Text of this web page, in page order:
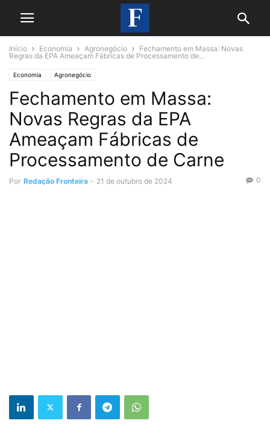
Início Economia Agronegócio
Fechamento em Massa: Novas
Regras da EPA Ameaçam Fábricas de Processamento de...
Economia Agronegócio
Fechamento em Massa:
Novas Regras da EPA
Ameaçam Fábricas de
Processamento de Carne
Por Redação Fronteira - 21 de outubro de 2024 0